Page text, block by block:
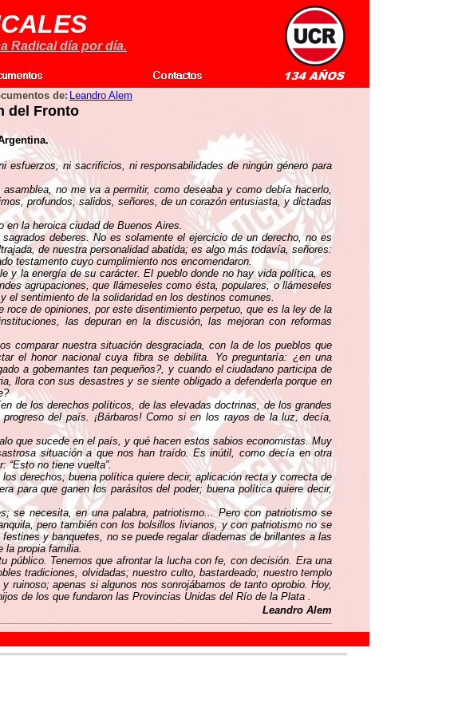
Radical día por día.
de: Leandro Alem
del Fronto
ni sacrificios, ni responsabilidades de ningún género para
no me va a permitir, como deseaba y como debía hacerlo,
profundos, salidos, señores, de un corazón entusiasta, y dictadas
la heroica ciudad de Buenos Aires.
deberes. No es solamente el ejercicio de un derecho, no es
de nuestra personalidad abatida; es algo más todavía, señores:
testamento cuyo cumplimiento nos encomendaron.
y la energía de su carácter. El pueblo donde no hay vida política, es
agrupaciones, que llámeseles como ésta, populares, o llámeseles
el sentimiento de la solidaridad en los destinos comunes.
de opiniones, por este disentimiento perpetuo, que es la ley de la
las depuran en la discusión, las mejoran con reformas
comparar nuestra situación desgraciada, con la de los pueblos que
el honor nacional cuya fibra se debilita. Yo preguntaría: ¿en una
a gobernantes tan pequeños?, y cuando el ciudadano participa de
llora con sus desastres y se siente obligado a defenderla porque en
de los derechos políticos, de las elevadas doctrinas, de los grandes
del país. ¡Bárbaros! Como si en los rayos de la luz, decía,
que sucede en el país, y qué hacen estos sabios economistas. Muy
situación a que nos han traído. Es inútil, como decía en otra
“Esto no tiene vuelta”.
derechos; buena política quiere decir, aplicación recta y correcta de
para que ganen los parásitos del poder; buena política quiere decir,
se necesita, en una palabra, patriotismo... Pero con patriotismo se
pero también con los bolsillos livianos, y con patriotismo no se
y banquetes, no se puede regalar diademas de brillantes a las
la propia familia.
público. Tenemos que afrontar la lucha con fe, con decisión. Era una
tradiciones, olvidadas; nuestro culto, bastardeado; nuestro templo
apenas si algunos nos sonrojábamos de tanto oprobio. Hoy,
de los que fundaron las Provincias Unidas del Río de la Plata .
Leandro Alem